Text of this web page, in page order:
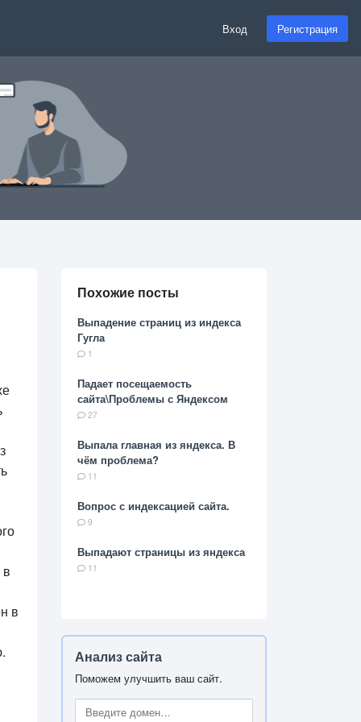
Вход Регистрация
в
Похожие посты
Выпадение страниц из индекса
Гугла
1
Падает посещаемость
сайта\Проблемы с Яндексом
27
Выпала главная из яндекса. В
чём проблема?
11
Вопрос с индексацией сайта.
9
Выпадают страницы из яндекса
11
Анализ сайта
Поможем улучшить ваш сайт.